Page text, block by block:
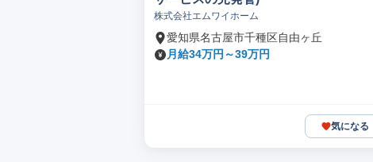
株式会社エムワイホーム
愛知県名古屋市千種区自由ヶ丘
月給34万円～39万円
気になる